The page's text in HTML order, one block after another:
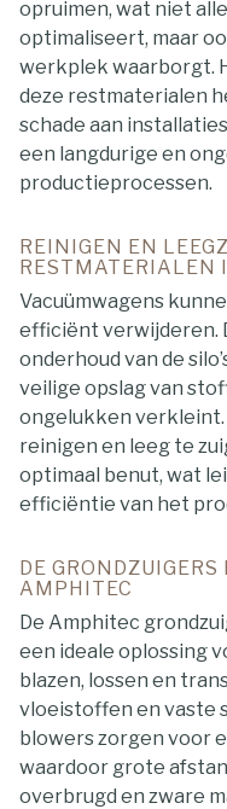
opruimen, wat niet
optimaliseert, maar
werkplek waarborgt.
deze restmaterialen
schade aan
een langdurige en
productieprocessen.
REINIGEN EN
RESTMATERIALEN
Vacuümwagens
efficiënt verwijderen.
onderhoud van de
veilige opslag van
ongelukken verkleint.
reinigen en leeg te
optimaal benut, wat
efficiëntie van het
DE
AMPHITEC
De Amphitec
een ideale oplossing
blazen, lossen en
vloeistoffen en vaste
blowers zorgen voor
waardoor grote
overbrugd en zware